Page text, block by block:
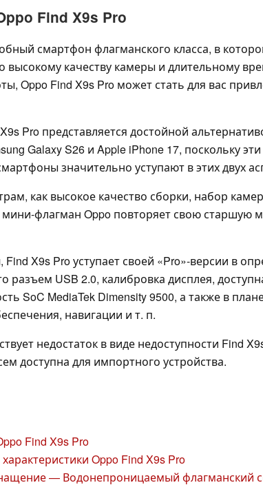
Find X9s Pro
смартфон флагманского класса, в
высокому качеству камеры и длительному
Oppo Find X9s Pro может стать для вас
Pro представляется достойной
Galaxy S26 и Apple iPhone 17, поскольку эти
значительно уступают в этих двух
как высокое качество сборки, набор
мини-флагман Oppo повторяет свою старшую
Find X9s Pro уступает своей «Pro»-версии в
разъем USB 2.0, калибровка дисплея,
SoC MediaTek Dimensity 9500, а также в
навигации и т. п.
недостаток в виде недоступности Find
доступна для импортного устройства.
Find X9s Pro
Oppo Find X9s Pro
— Водонепроницаемый флагманский